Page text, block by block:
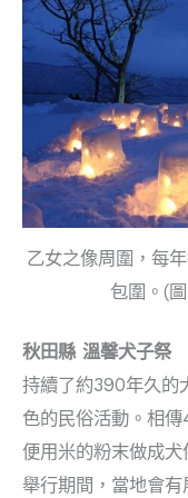
乙女之像周圍，每
包圍。(
秋田縣溫馨犬子祭
持續了約390年久的
色的民俗活動。相
便用米的粉末做成
舉行期間，當地會